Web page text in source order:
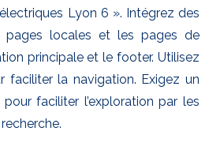
Lyon 6 ». Intégrez des
pages locales et les pages de
principale et le footer. Utilisez
faciliter la navigation. Exigez un
faciliter l’exploration par les